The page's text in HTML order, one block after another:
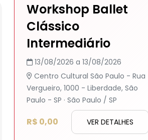
Workshop Ballet
Clássico
Intermediário
13/08/2026 a 13/08/2026
Centro Cultural São Paulo - Rua
Vergueiro, 1000 - Liberdade, São
Paulo - SP · São Paulo / SP
R$ 0,00 VER DETALHES